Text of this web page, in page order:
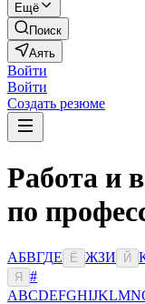
Ещё
Поиск
Аять
Войти
Войти
Создать резюме
Работа и
по
АБВГДЕ Ё ЖЗИ Й
Я
#
ABCDEFGHIJKLMN